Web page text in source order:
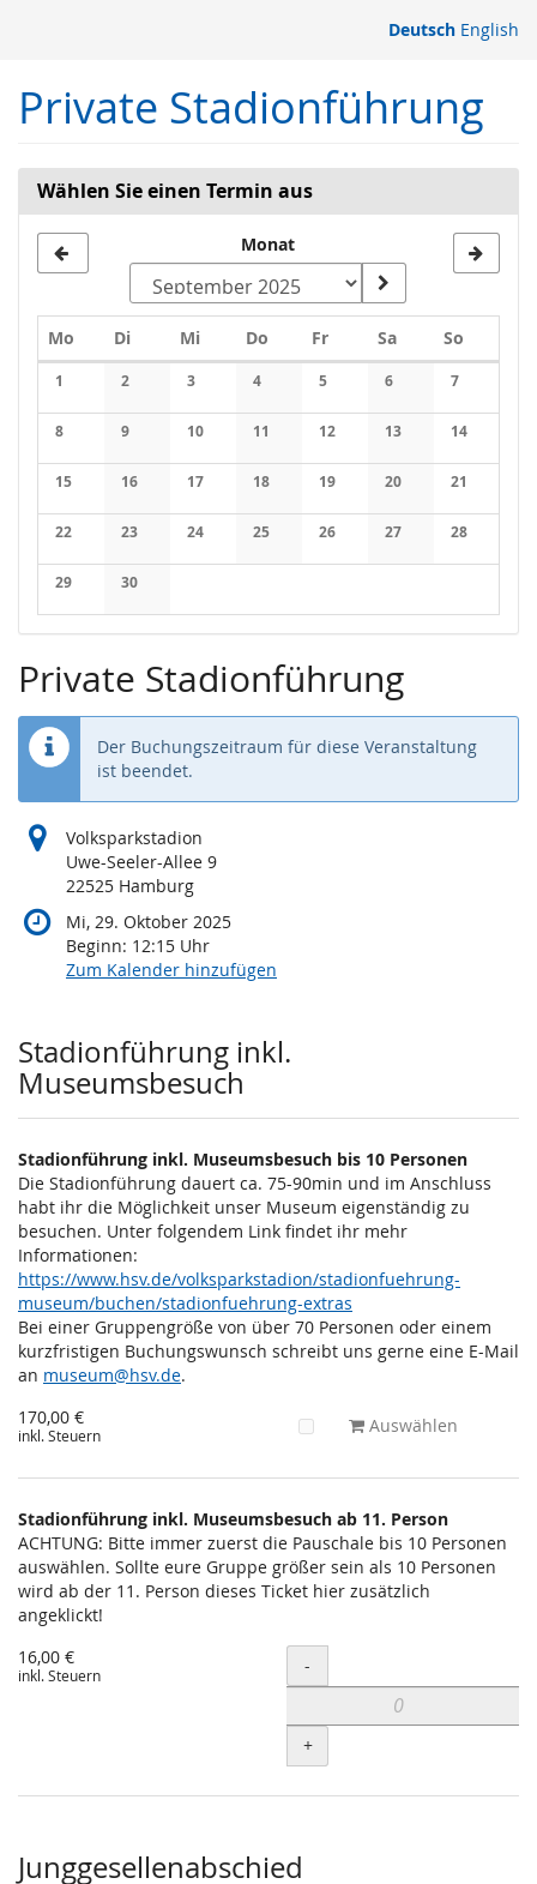
springen
Deutsch English
Private Stadionführung
Wählen Sie einen Termin aus
Monat
Kalender
Mo Montag
DiDienstag
MiMittwoch
Do Donnerstag
FrFreitagSaSamstag
So
1
Keine Veranstaltungen
2
Keine Veranstaltungen
3
Keine Veranstaltungen
4
Keine Veranstaltungen
5
Keine Veranstaltungen
6
Keine
7
Keine
8
Keine Veranstaltungen
9
Keine Veranstaltungen
10
Keine Veranstaltungen
11
Keine Veranstaltungen
12
Keine Veranstaltungen
13
Keine
14
Keine
15
Keine Veranstaltungen
16
Keine Veranstaltungen
17
Keine Veranstaltungen
18
Keine Veranstaltungen
19
Keine Veranstaltungen
20
Keine
21
Keine
22
Keine Veranstaltungen
23
Keine Veranstaltungen
24
Keine Veranstaltungen
25
Keine Veranstaltungen
26
Keine Veranstaltungen
27
Keine
28
Keine
29
Keine Veranstaltungen
30
Keine Veranstaltungen
Private Stadionführung
Der Buchungszeitraum für diese Veranstaltung
ist beendet.
Volksparkstadion
Uwe-Seeler-Allee 9
22525 Hamburg
Mi, 29. Oktober 2025
Beginn: 12:15 Uhr
Zum Kalender hinzufügen
Produkte
Stadionführung inkl.
Museumsbesuch
Stadionführung inkl. Museumsbesuch bis 10 Personen
Die Stadionführung dauert ca. 75-90min und im Anschluss
habt ihr die Möglichkeit unser Museum eigenständig zu
besuchen. Unter folgendem Link findet ihr mehr
Informationen:
https://www.hsv.de/volksparkstadion/stadionfuehrung-
museum/buchen/stadionfuehrung-extras
Bei einer Gruppengröße von über 70 Personen oder einem
kurzfristigen Buchungswunsch schreibt uns gerne eine E-Mail
an museum@hsv.de.
170,00 €
inkl. Steuern Auswählen
Stadionführung inkl. Museumsbesuch ab 11. Person
ACHTUNG: Bitte immer zuerst die Pauschale bis 10 Personen
auswählen. Sollte eure Gruppe größer sein als 10 Personen
wird ab der 11. Person dieses Ticket hier zusätzlich
angeklickt!
16,00 €
inkl. Steuern Menge
-
+
Junggesellenabschied